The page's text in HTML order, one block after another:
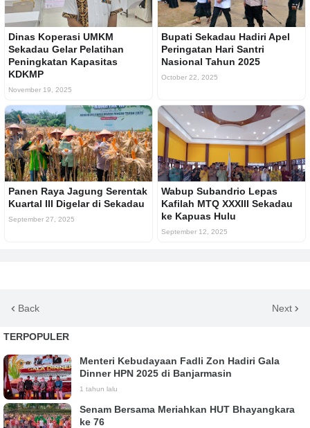
Dinas Koperasi UMKM
Sekadau Gelar Pelatihan
Peningkatan Kapasitas
KDKMP
November 19, 2025
Bupati Sekadau Hadiri Apel
Peringatan Hari Santri
Nasional Tahun 2025
October 22, 2025
Panen Raya Jagung Serentak
Kuartal III Digelar di Sekadau
September 27, 2025
Wabup Subandrio Lepas
Kafilah MTQ XXXIII Sekadau
ke Kapuas Hulu
September 12, 2025
Back Next
TERPOPULER
Menteri Kebudayaan Fadli Zon Hadiri Gala
Dinner HPN 2025 di Banjarmasin
1 tahun lalu
Senam Bersama Meriahkan HUT Bhayangkara
ke 76